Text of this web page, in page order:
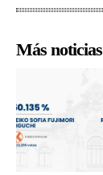
Más noticias